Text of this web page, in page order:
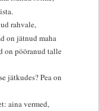
rahvale,
on jätnud maha
on pööranud talle
jätkudes? Pea on
aina vermed,